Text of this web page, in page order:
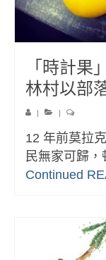
「時計果
林村以部
12 年前莫拉
民無家可歸
Continued